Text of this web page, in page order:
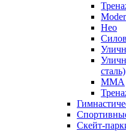
Нео
сталь)
ММА
Скейт-